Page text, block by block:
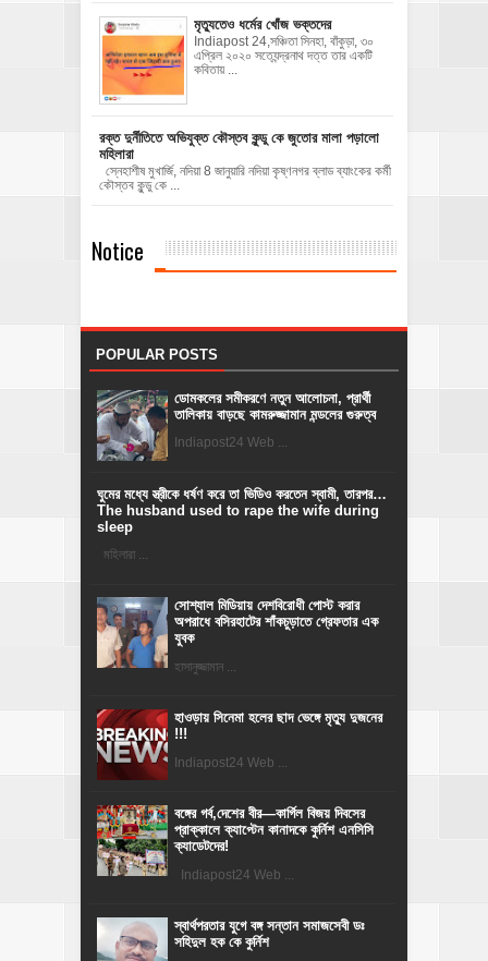
মৃত্যুতেও ধর্মের খোঁজ ভক্তদের
Indiapost 24,সঞ্চিতা সিনহা, বাঁকুড়া, ৩০
এপ্রিল ২০২০ সত্যেন্দ্রনাথ দত্ত তার একটি
কবিতায় ...
রক্ত দুর্নীতিতে অভিযুক্ত কৌস্তব কুন্ডু কে জুতোর মালা পড়ালো
মহিলারা
স্নেহাশীষ মুখার্জি, নদিয়া 8 জানুয়ারি নদিয়া কৃষ্ণনগর ব্লাড ব্যাংকের কর্মী
কৌস্তব কুন্ডু কে ...
Notice
POPULAR POSTS
ডোমকলের সমীকরণে নতুন আলোচনা, প্রার্থী
তালিকায় বাড়ছে কামরুজ্জামান মন্ডলের গুরুত্ব
Indiapost24 Web ...
ঘুমের মধ্যে স্ত্রীকে ধর্ষণ করে তা ভিডিও করতেন স্বামী, তারপর…
The husband used to rape the wife during
sleep
মহিলারা ...
সোশ্যাল মিডিয়ায় দেশবিরোধী পোস্ট করার
অপরাধে বসিরহাটের শাঁকচুড়াতে গ্রেফতার এক
যুবক
হাসানুজ্জামান ...
হাওড়ায় সিনেমা হলের ছাদ ভেঙ্গে মৃত্যু দুজনের
!!!
Indiapost24 Web ...
বঙ্গের গর্ব,দেশের বীর—কার্গিল বিজয় দিবসের
প্রাক্কালে ক্যাপ্টেন কানাদকে কুর্নিশ এনসিসি
ক্যাডেটদের!
Indiapost24 Web ...
স্বার্থপরতার যুগে বঙ্গ সন্তান সমাজসেবী ডঃ
সহিদুল হক কে কুর্নিশ